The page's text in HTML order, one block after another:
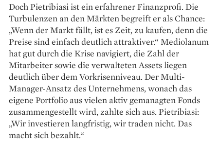
Doch Pietribiasi ist ein erfahrener Finanzprofi. Die
Turbulenzen an den Märkten begreift er als Chance:
„Wenn der Markt fällt, ist es Zeit, zu kaufen, denn die
Preise sind einfach deutlich attraktiver.“ Mediolanum
hat gut durch die Krise navigiert, die Zahl der
Mitarbeiter sowie die verwalteten Assets liegen
deutlich über dem Vorkrisenniveau. Der Multi-
Manager-Ansatz des Unternehmens, wonach das
eigene Portfolio aus vielen aktiv gemanagten Fonds
zusammengestellt wird, zahlte sich aus. Pietribiasi:
„Wir investieren langfristig, wir traden nicht. Das
macht sich bezahlt.“